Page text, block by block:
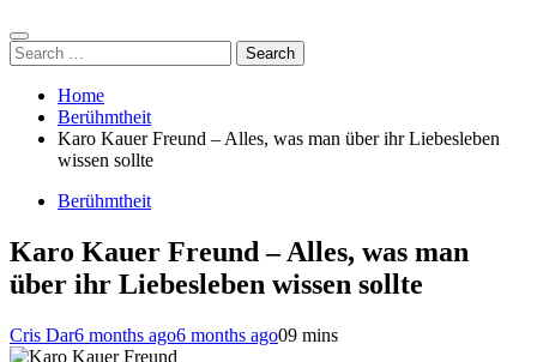
Search
for:
Home
Berühmtheit
Karo Kauer Freund – Alles, was man über ihr Liebesleben
wissen sollte
Berühmtheit
Karo Kauer Freund – Alles, was man
über ihr Liebesleben wissen sollte
Cris Dar6 months ago6 months ago09 mins